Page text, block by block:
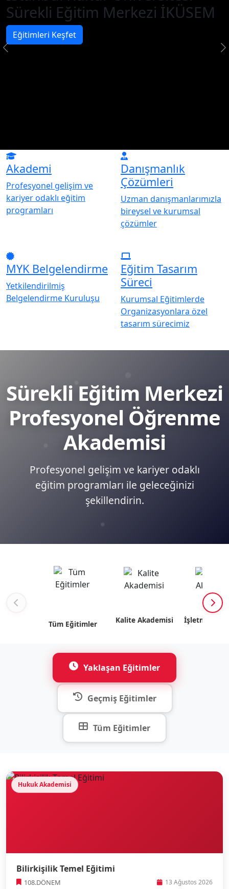
Sürekli Eğitim Merkezi İKÜSEM
Eğitimleri Keşfet
Akademi
Profesyonel gelişim ve
kariyer odaklı eğitim
programları
Danışmanlık
Çözümleri
Uzman danışmanlarımızla
bireysel ve kurumsal
çözümler
MYK Belgelendirme
Yetkilendirilmiş
Belgelendirme Kuruluşu
Eğitim Tasarım
Süreci
Kurumsal Eğitimlerde
Organizasyonlara özel
tasarım sürecimiz
Sürekli Eğitim Merkezi
Profesyonel Öğrenme
Akademisi
Profesyonel gelişim ve kariyer odaklı
eğitim programları ile geleceğinizi
şekillendirin.
Tüm Eğitimler Kalite Akademisi İşletme
Yaklaşan Eğitimler
Geçmiş Eğitimler
Tüm Eğitimler
Hukuk Akademisi
Bilirkişilik Temel Eğitimi
108.DÖNEM 13 Ağustos 2026